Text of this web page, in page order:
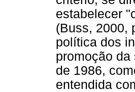
estabelecer
(Buss, 2000,
política dos
promoção
de 1986,
entendida